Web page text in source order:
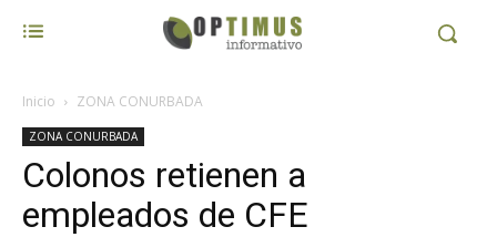
Inicio ZONA CONURBADA
ZONA CONURBADA
Colonos retienen a
empleados de CFE